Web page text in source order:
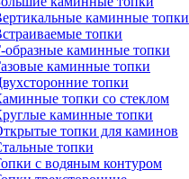
каминные топки
топки
образные каминные топки
каминные топки
топки
топки со стеклом
каминные топки
топки для каминов
топки
с водяным контуром